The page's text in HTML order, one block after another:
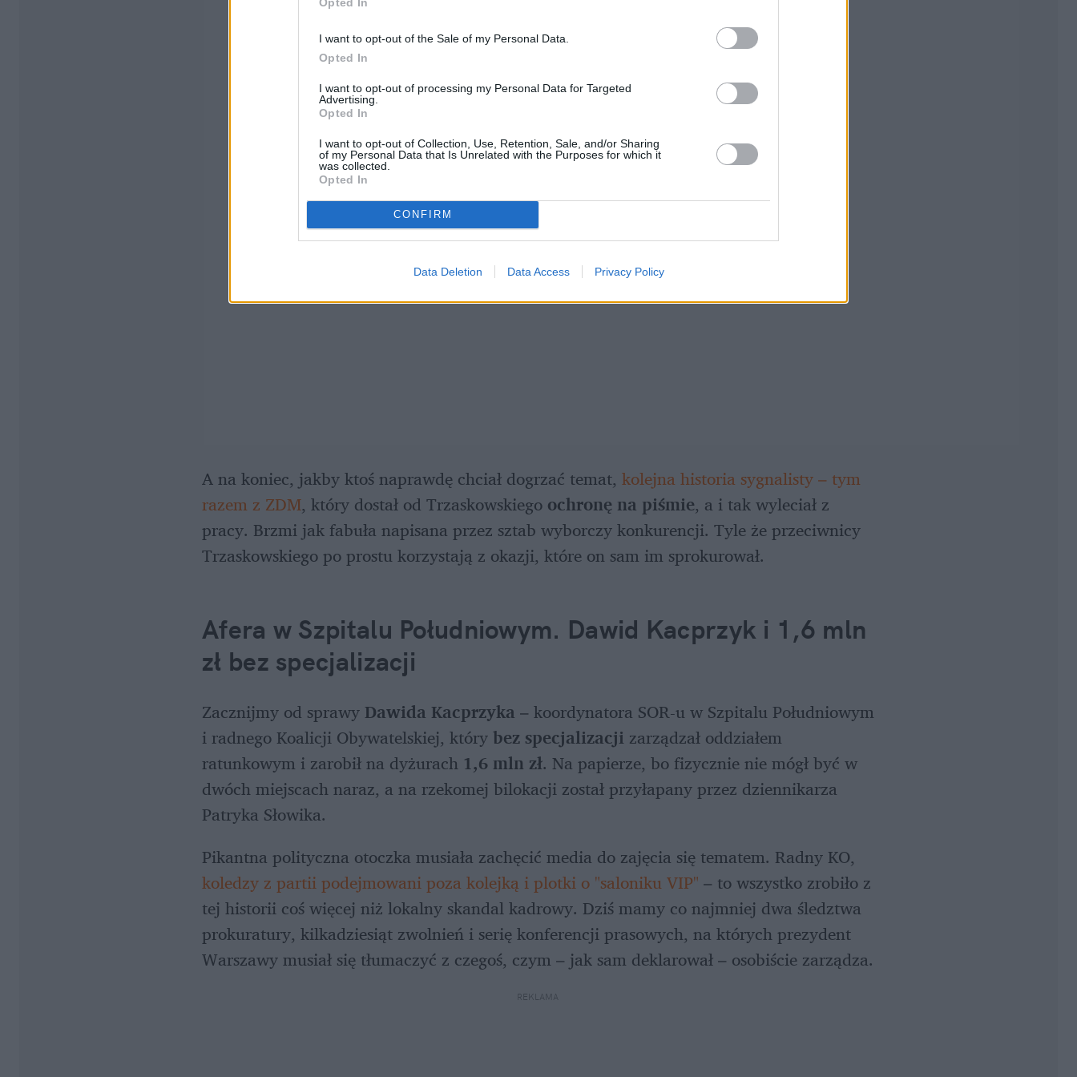
I want to opt-out of the Sale of my Personal Data.
Opted In
I want to opt-out of processing my Personal Data for Targeted
Advertising.
Opted In
I want to opt-out of Collection, Use, Retention, Sale, and/or Sharing
of my Personal Data that Is Unrelated with the Purposes for which it
was collected.
Opted In
CONFIRM
Data Deletion Data Access Privacy Policy
A na koniec, jakby ktoś naprawdę chciał dogrzać temat, kolejna historia sygnalisty – tym
razem z ZDM, który dostał od Trzaskowskiego ochronę na piśmie, a i tak wyleciał z
pracy. Brzmi jak fabuła napisana przez sztab wyborczy konkurencji. Tyle że przeciwnicy
Trzaskowskiego po prostu korzystają z okazji, które on sam im sprokurował.
Afera w Szpitalu Południowym. Dawid Kacprzyk i 1,6 mln
zł bez specjalizacji
Zacznijmy od sprawy Dawida Kacprzyka – koordynatora SOR-u w Szpitalu Południowym
i radnego Koalicji Obywatelskiej, który bez specjalizacji zarządzał oddziałem
ratunkowym i zarobił na dyżurach 1,6 mln zł. Na papierze, bo fizycznie nie mógł być w
dwóch miejscach naraz, a na rzekomej bilokacji został przyłapany przez dziennikarza
Patryka Słowika.
koledzy z partii podejmowani poza kolejką i plotki o "saloniku VIP" – to wszystko zrobiło z
tej historii coś więcej niż lokalny skandal kadrowy. Dziś mamy co najmniej dwa śledztwa
prokuratury, kilkadziesiąt zwolnień i serię konferencji prasowych, na których prezydent
Warszawy musiał się tłumaczyć z czegoś, czym – jak sam deklarował – osobiście zarządza.
REKLAMA